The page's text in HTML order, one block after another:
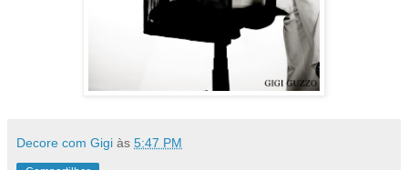
Decore com Gigi às 5:47 PM